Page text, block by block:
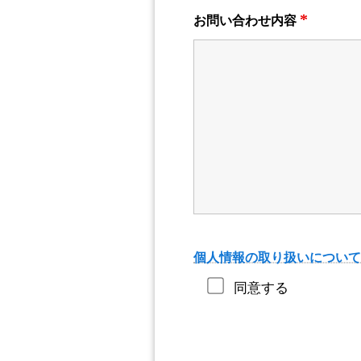
お問い合わせ内容 *
個人情報の取り扱いについ
同意する